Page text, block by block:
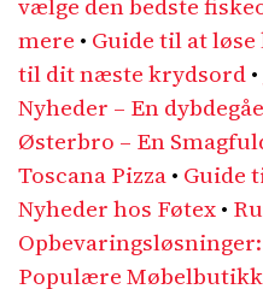
mere • Guide til at
til dit næste krydsord•
Nyheder – En
Østerbro – En
Toscana Pizza• Guide
Nyheder hos Føtex•
Populære